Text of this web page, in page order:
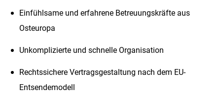
Einfühlsame und erfahrene Betreuungskräfte aus
Osteuropa
Unkomplizierte und schnelle Organisation
Rechtssichere Vertragsgestaltung nach dem EU-
Entsendemodell